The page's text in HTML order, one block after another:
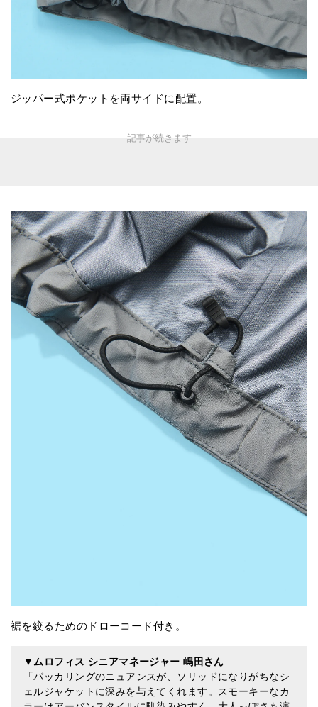
ジッパー式ポケットを両サイドに配置。
裾を絞るためのドローコード付き。
▼ ムロフィス シニアマネージャー 嶋田さん
「パッカリングのニュアンスが、ソリッドになりがちなシ
ェルジャケットに深みを与えてくれます。スモーキーなカ